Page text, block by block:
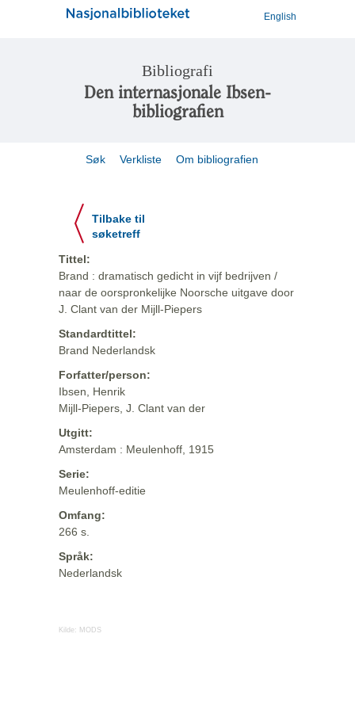
English
Bibliografi
Den internasjonale Ibsen-
bibliografien
Søk Verkliste Om bibliografien
Tilbake til
søketreff
Tittel:
Brand : dramatisch gedicht in vijf bedrijven /
naar de oorspronkelijke Noorsche uitgave door
J. Clant van der Mijll-Piepers
Standardtittel:
Brand Nederlandsk
Forfatter/person:
Ibsen, Henrik
Mijll-Piepers, J. Clant van der
Utgitt:
Amsterdam : Meulenhoff, 1915
Serie:
Meulenhoff-editie
Omfang:
266 s.
Språk:
Nederlandsk
Kilde: MODS